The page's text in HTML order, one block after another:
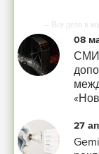
-- Все дело в
управлять. И
-- Идите уверенно
-- Самое большое
-- Лучшее, что
ушей. Он никогда
08
27